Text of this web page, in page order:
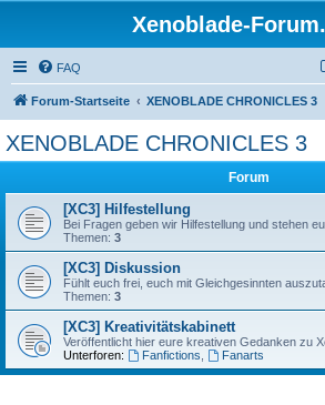
Xenoblade-
FAQ
Forum-Startseite XENOBLADE CHRONICLES 3
XENOBLADE CHRONICLES 3
Forum
[XC3] Hilfestellung
Bei Fragen geben wir Hilfestellung und stehen
Themen: 3
[XC3] Diskussion
Fühlt euch frei, euch mit Gleichgesinnten
Themen: 3
[XC3] Kreativitätskabinett
Veröffentlicht hier eure kreativen Gedanken zu
Unterforen:
Fanfictions Fanarts